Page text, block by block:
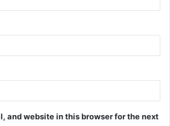
and website in this browser for the next